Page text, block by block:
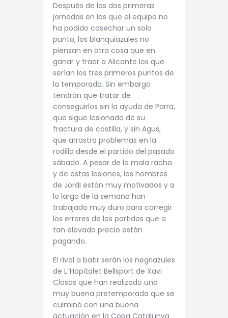
Después de las dos primeras
jornadas en las que el equipo no
ha podido cosechar un solo
punto, los blanquiazules no
piensan en otra cosa que en
ganar y traer a Alicante los que
serían los tres primeros puntos de
la temporada. Sin embargo
tendrán que tratar de
conseguirlos sin la ayuda de Parra,
que sigue lesionado de su
fractura de costilla, y sin Agus,
que arrastra problemas en la
rodilla desde el partido del pasado
sábado. A pesar de la mala racha
y de estas lesiones, los hombres
de Jordi están muy motivados y a
lo largo de la semana han
trabajado muy duro para corregir
los errores de los partidos que a
tan elevado precio están
pagando.
El rival a batir serán los negriazules
de L”Hopitalet Bellsport de Xavi
Closas que han realizado una
muy buena pretemporada que se
culminó con una buena